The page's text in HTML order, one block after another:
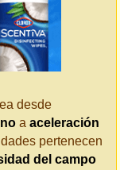
desde
a aceleración
pertenecen
del campo